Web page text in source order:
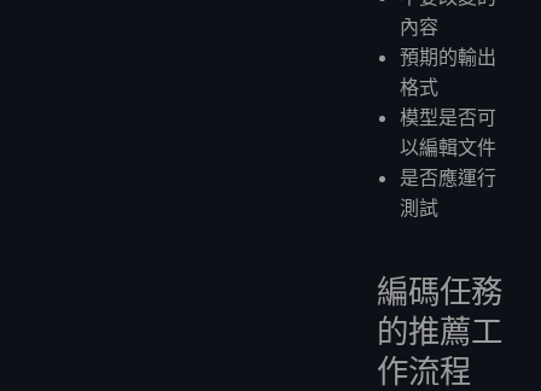
內容
預期的輸出
格式
模型是否可
以編輯文件
是否應運行
測試
編碼任務
的推薦工
作流程